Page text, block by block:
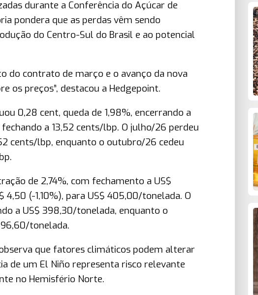
durante a Conferência do Açúcar de
pondera que as perdas vêm sendo
do Centro-Sul do Brasil e ao potencial
do contrato de março e o avanço da nova
os preços”, destacou a Hedgepoint.
0,28 cent, queda de 1,98%, encerrando a
a 13,52 cents/lbp. O julho/26 perdeu
cents/lbp, enquanto o outubro/26 cedeu
de 2,74%, com fechamento a US$
(-1,10%), para US$ 405,00/tonelada. O
a US$ 398,30/tonelada, enquanto o
tonelada.
que fatores climáticos podem alterar
de um El Niño representa risco relevante
no Hemisfério Norte.